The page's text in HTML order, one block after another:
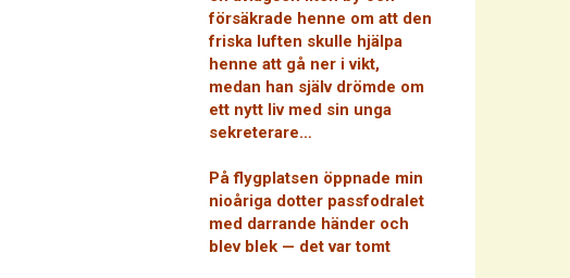
försäkrade henne om att den
friska luften skulle hjälpa
henne att gå ner i vikt,
medan han själv drömde om
ett nytt liv med sin unga
sekreterare…
På flygplatsen öppnade min
nioåriga dotter passfodralet
med darrande händer och
blev blek — det var tomt